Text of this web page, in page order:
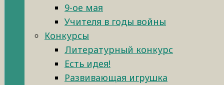
9-ое мая
Учителя в годы войны
Конкурсы
Литературный конкурс
Есть идея!
Развивающая игрушка